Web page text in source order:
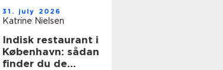
31. july 2026
Katrine Nielsen
Indisk restaurant i
København: sådan
finder du de